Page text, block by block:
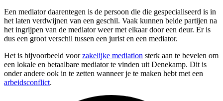
Een mediator daarentegen is de persoon die die gespecialiseerd is in
het laten verdwijnen van een geschil. Vaak kunnen beide partijen na
het ingrijpen van de mediator weer met elkaar door een deur. Er is
dus een groot verschil tussen een jurist en een mediator.
Het is bijvoorbeeld voorzakelijke mediation sterk aan te bevelen om
een lokale en betaalbare mediator te vinden uit Denekamp. Dit is
onder andere ook in te zetten wanneer je te maken hebt met een
arbeidsconflict.